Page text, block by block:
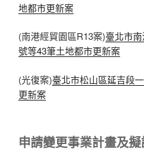
地都市更新案
(南港經貿園區R13案)臺北市
號等43筆土地都市更新案
(光復案)臺北市松山區延吉段
更新案
申請變更事業計畫及